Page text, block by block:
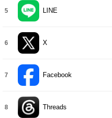
5 LINE
6 X
7 Facebook
8 Threads